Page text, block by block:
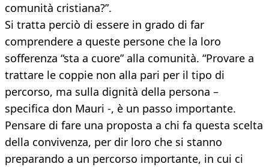
comunità cristiana?”.
Si tratta perciò di essere in grado di far
comprendere a queste persone che la loro
sofferenza “sta a cuore” alla comunità. “Provare a
trattare le coppie non alla pari per il tipo di
percorso, ma sulla dignità della persona –
specifica don Mauri -, è un passo importante.
Pensare di fare una proposta a chi fa questa scelta
della convivenza, per dir loro che si stanno
preparando a un percorso importante, in cui ci